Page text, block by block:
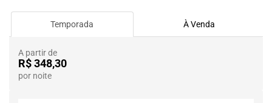
Temporada À Venda
A partir de
R$ 348,30
por noite